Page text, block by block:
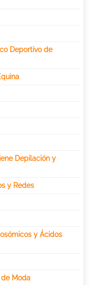
Deportivo de
Depilación y
y Redes
y Ácidos
de Moda